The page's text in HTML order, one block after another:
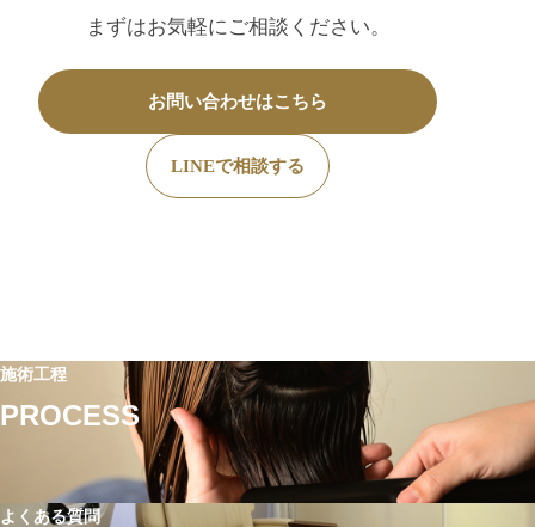
まずはお気軽にご相談ください。
お問い合わせはこちら
LINEで相談する
施術工程
PROCESS
よくある質問